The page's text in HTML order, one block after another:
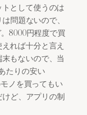
として使うのは
問題ないので、
8000円程度で買
れば十分と言え
もないので、当
たりの安い
ノを買ってもい
ど、アプリの制